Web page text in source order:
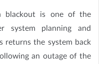
blackout is one of the
system planning and
returns the system back
an outage of the